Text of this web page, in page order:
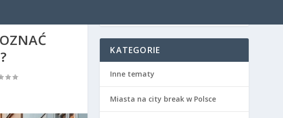
KATEGORIE
Inne tematy
Miasta na city break w Polsce